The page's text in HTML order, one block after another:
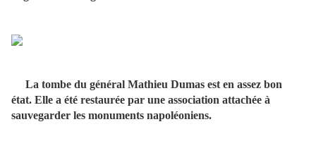
La tombe du général Mathieu Dumas est en assez bon
état. Elle a été restaurée par une association attachée à
sauvegarder les monuments napoléoniens.